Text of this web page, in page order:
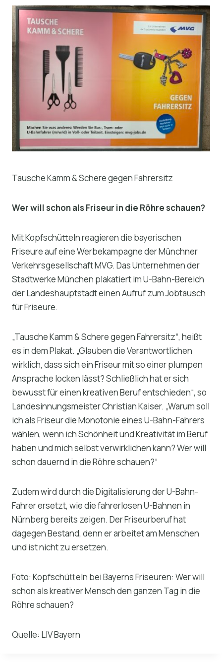
Tausche Kamm & Schere gegen Fahrersitz
Wer will schon als Friseur in die Röhre schauen?
Mit Kopfschütteln reagieren die bayerischen
Friseure auf eine Werbekampagne der Münchner
Verkehrsgesellschaft MVG. Das Unternehmen der
Stadtwerke München plakatiert im U-Bahn-Bereich
der Landeshauptstadt einen Aufruf zum Jobtausch
für Friseure.
„Tausche Kamm & Schere gegen Fahrersitz“, heißt
es in dem Plakat. „Glauben die Verantwortlichen
wirklich, dass sich ein Friseur mit so einer plumpen
Ansprache locken lässt? Schließlich hat er sich
bewusst für einen kreativen Beruf entschieden“, so
Landesinnungsmeister Christian Kaiser. „Warum soll
ich als Friseur die Monotonie eines U-Bahn-Fahrers
wählen, wenn ich Schönheit und Kreativität im Beruf
haben und mich selbst verwirklichen kann? Wer will
schon dauernd in die Röhre schauen?“
Zudem wird durch die Digitalisierung der U-Bahn-
Fahrer ersetzt, wie die fahrerlosen U-Bahnen in
Nürnberg bereits zeigen. Der Friseurberuf hat
dagegen Bestand, denn er arbeitet am Menschen
und ist nicht zu ersetzen.
Foto: Kopfschütteln bei Bayerns Friseuren: Wer will
schon als kreativer Mensch den ganzen Tag in die
Röhre schauen?
Quelle: LIV Bayern